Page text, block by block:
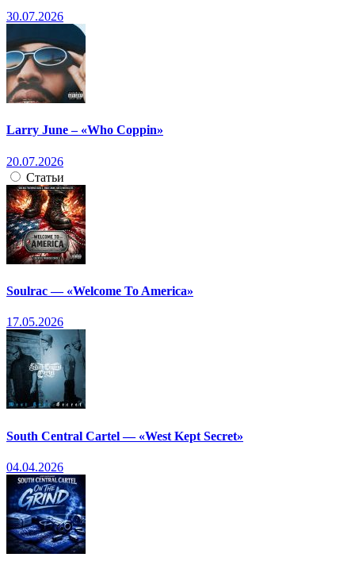
30.07.2026
Larry June – «Who Coppin»
20.07.2026
Статьи
Soulrac — «Welcome To America»
17.05.2026
South Central Cartel — «West Kept Secret»
04.04.2026